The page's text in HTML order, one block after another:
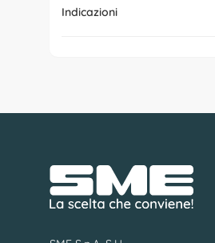
Indicazioni